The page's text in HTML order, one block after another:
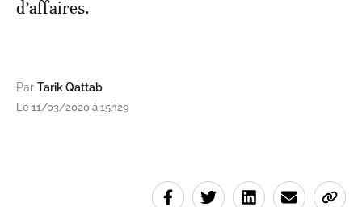
d’affaires.
Par Tarik Qattab
Le 11/03/2020 à 15h29